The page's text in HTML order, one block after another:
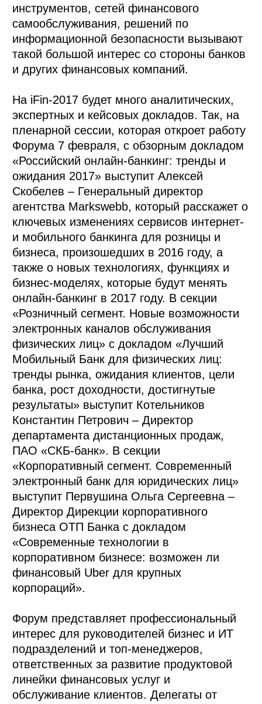
инструментов, сетей финансового
самообслуживания, решений по
информационной безопасности вызывают
такой большой интерес со стороны банков
и других финансовых компаний.
На iFin-2017 будет много аналитических,
экспертных и кейсовых докладов. Так, на
пленарной сессии, которая откроет работу
Форума 7 февраля, с обзорным докладом
«Российский онлайн-банкинг: тренды и
ожидания 2017» выступит Алексей
Скобелев – Генеральный директор
агентства Markswebb, который расскажет о
ключевых изменениях сервисов интернет-
и мобильного банкинга для розницы и
бизнеса, произошедших в 2016 году, а
также о новых технологиях, функциях и
бизнес-моделях, которые будут менять
онлайн-банкинг в 2017 году. В секции
«Розничный сегмент. Новые возможности
электронных каналов обслуживания
физических лиц» с докладом «Лучший
Мобильный Банк для физических лиц:
тренды рынка, ожидания клиентов, цели
банка, рост доходности, достигнутые
результаты» выступит Котельников
Константин Петрович – Директор
департамента дистанционных продаж,
ПАО «СКБ-банк». В секции
«Корпоративный сегмент. Современный
электронный банк для юридических лиц»
выступит Первушина Ольга Сергеевна –
Директор Дирекции корпоративного
бизнеса ОТП Банка с докладом
«Современные технологии в
корпоративном бизнесе: возможен ли
финансовый Uber для крупных
корпораций».
Форум представляет профессиональный
интерес для руководителей бизнес и ИТ
подразделений и топ-менеджеров,
ответственных за развитие продуктовой
линейки финансовых услуг и
обслуживание клиентов. Делегаты от